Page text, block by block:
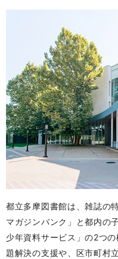
都立多摩図書館は、雑誌の
マガジンバンク」と都内の
少年資料サービス」の2つ
題解決の支援や、区市町村